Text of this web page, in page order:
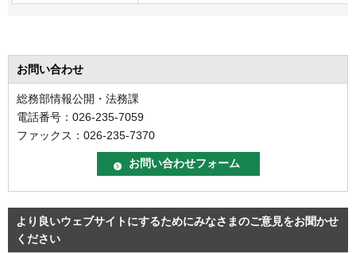
お問い合わせ
総務部情報公開・法務課
電話番号：026-235-7059
ファックス：026-235-7370
より良いウェブサイトにするためにみなさまのご意見をお聞かせ
ください